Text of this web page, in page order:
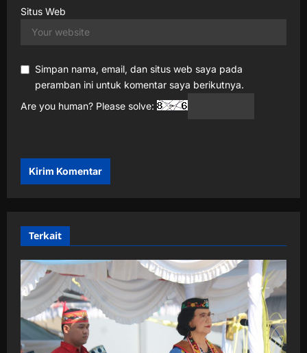
Situs Web
Simpan nama, email, dan situs web saya pada
peramban ini untuk komentar saya berikutnya.
Are you human? Please solve:
Terkait